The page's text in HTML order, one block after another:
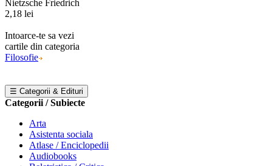
Nietzsche Friedrich
2,18 lei
Intoarce-te sa vezi
cartile din categoria
Filosofie
☰ Categorii & Edituri
Categorii / Subiecte
Arta
Asistenta sociala
Atlase / Enciclopedii
Audiobooks